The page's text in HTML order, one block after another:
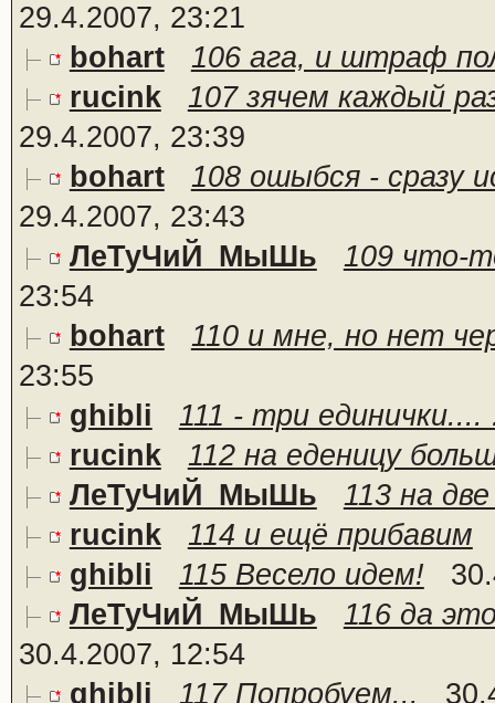
29.4.2007, 23:21
bohart
106 ага, и штраф
rucink
107 зячем каждый
29.4.2007, 23:39
bohart
108 ошыбся - сразу
29.4.2007, 23:43
ЛеТуЧиЙ_МыШь
109 что-
23:54
bohart
110 и мне, но нет
23:55
ghibli
111 - три единички....
rucink
112 на еденицу
ЛеТуЧиЙ_МыШь
113 на
rucink
114 и ещё прибавим
ghibli
115 Весело идем!
ЛеТуЧиЙ_МыШь
116 да
30.4.2007, 12:54
ghibli
117 Попробуем...